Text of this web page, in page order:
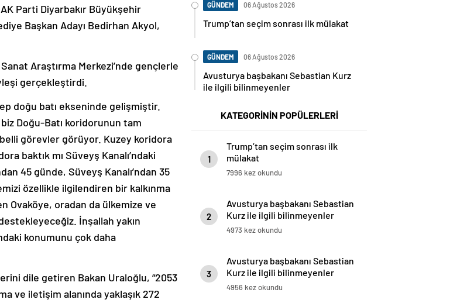
Parti Diyarbakır Büyükşehir
Başkan Adayı Bedirhan Akyol,
Araştırma Merkezi’nde gençlerle
gerçekleştirdi.
doğu batı ekseninde gelişmiştir.
Doğu-Batı koridorunun tam
görevler görüyor. Kuzey koridora
baktık mı Süveyş Kanalı’ndaki
45 günde, Süveyş Kanalı’ndan 35
özellikle ilgilendiren bir kalkınma
Ovaköye, oradan da ülkemize ve
İnşallah yakın
konumunu çok daha
dile getiren Bakan Uraloğlu, “2053
ve iletişim alanında yaklaşık 272
GÜNDEM 06 Ağustos 2026
Trump’tan seçim sonrası ilk mülakat
GÜNDEM 06 Ağustos 2026
Avusturya başbakanı Sebastian Kurz
ile ilgili bilinmeyenler
KATEGORİNİN POPÜLERLERİ
1
Trump’tan seçim sonrası ilk
mülakat
7996 kez okundu
2
Avusturya başbakanı Sebastian
Kurz ile ilgili bilinmeyenler
4973 kez okundu
3
Avusturya başbakanı Sebastian
Kurz ile ilgili bilinmeyenler
4956 kez okundu